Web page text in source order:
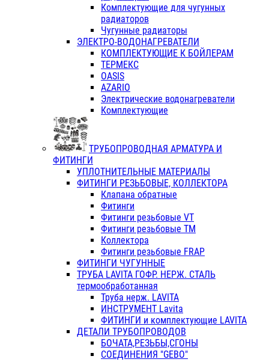
Комплектующие для чугунных
радиаторов
Чугунные радиаторы
ЭЛЕКТРО-ВОДОНАГРЕВАТЕЛИ
КОМПЛЕКТУЮЩИЕ К БОЙЛЕРАМ
ТЕРМЕКС
OASIS
AZARIO
Электрические водонагреватели
Комплектующие
ТРУБОПРОВОДНАЯ АРМАТУРА И
ФИТИНГИ
УПЛОТНИТЕЛЬНЫЕ МАТЕРИАЛЫ
ФИТИНГИ РЕЗЬБОВЫЕ, КОЛЛЕКТОРА
Клапана обратные
Фитинги
Фитинги резьбовые VT
Фитинги резьбовые ТМ
Коллектора
Фитинги резьбовые FRAP
ФИТИНГИ ЧУГУННЫЕ
ТРУБА LAVITA ГОФР. НЕРЖ. СТАЛЬ
термообработанная
Труба нерж. LAVITA
ИНСТРУМЕНТ Lavita
ФИТИНГИ и комплектующие LAVITA
ДЕТАЛИ ТРУБОПРОВОДОВ
БОЧАТА,РЕЗЬБЫ,СГОНЫ
СОЕДИНЕНИЯ "GEBO"